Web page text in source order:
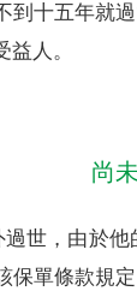
到十五年就
人。
尚
世，由於
保單條款規